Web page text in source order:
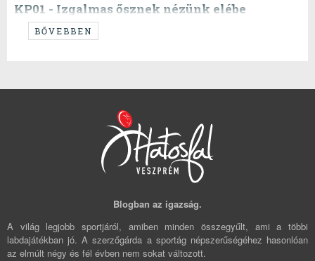
KP01 - Izgalmas ősznek nézünk elébe
...ez a megérzésem...
BŐVEBBEN
Blogban az igazság.
A világ legjobb sportjáról, amiben minden összegyűlt, ami a többi
labdajátékban jó. A szerzőgárda a sportág népszerűségéhez hasonlóan
az elmúlt négy és fél évben nem sokat változott.